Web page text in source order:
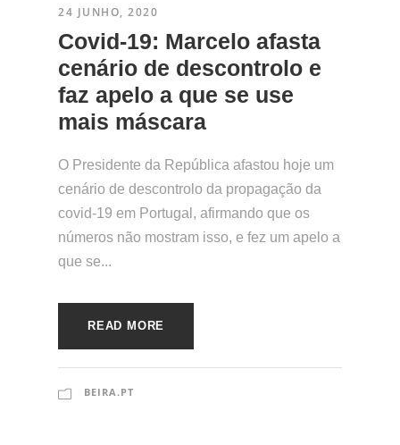
24 JUNHO, 2020
Covid-19: Marcelo afasta
cenário de descontrolo e
faz apelo a que se use
mais máscara
O Presidente da República afastou hoje um
cenário de descontrolo da propagação da
covid-19 em Portugal, afirmando que os
números não mostram isso, e fez um apelo a
que se...
READ MORE
BEIRA.PT